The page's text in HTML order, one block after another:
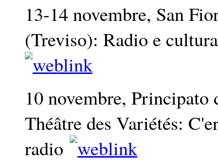
13-14 novembre, San
(Treviso): Radio e
10 novembre, Principato
Théâtre des Variétés:
radio